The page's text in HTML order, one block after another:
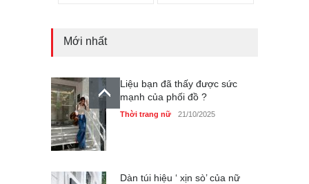
Mới nhất
Liệu bạn đã thấy được sức
mạnh của phối đồ ?
Thời trang nữ 21/10/2025
Dàn túi hiệu ‘ xịn sò’ của nữ